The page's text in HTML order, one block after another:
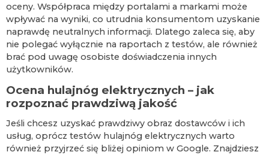
oceny. Współpraca między portalami a markami może
wpływać na wyniki, co utrudnia konsumentom uzyskanie
naprawdę neutralnych informacji. Dlatego zaleca się, aby
nie polegać wyłącznie na raportach z testów, ale również
brać pod uwagę osobiste doświadczenia innych
użytkowników.
Ocena hulajnóg elektrycznych – jak
rozpoznać prawdziwą jakość
Jeśli chcesz uzyskać prawdziwy obraz dostawców i ich
usług, oprócz testów hulajnóg elektrycznych warto
również przyjrzeć się bliżej opiniom w Google. Znajdziesz